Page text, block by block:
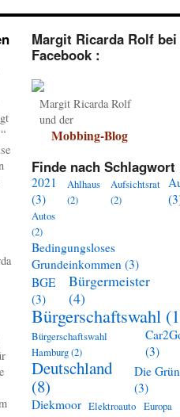
Margit Ricarda Rolf bei
Facebook :
Margit Ricarda Rolf
und der
Mobbing-Blog
Finde nach Schlagwort
2021
(3)
Ahlhaus
(2)
Aufsichtsrat
(2)
Autos
(2)
Bedingungsloses
Grundeinkommen (3)
BGE
(3)
Bürgermeister
(4)
Bürgerschaftswahl
Bürgerschaftswahl
Hamburg(2)
(3)
Deutschland
(8)
Die
(3)
Diekmoor Elektroauto Europa